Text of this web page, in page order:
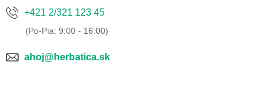
+421 2/321 123 45
ahoj@herbatica.sk